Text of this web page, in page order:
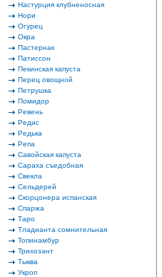
Настурция клубненосная
Нори
Огурец
Окра
Пастернак
Патиссон
Пекинская капуста
Перец овощной
Петрушка
Помидор
Ревень
Редис
Редька
Репа
Савойская капуста
Сараха съедобная
Свекла
Сельдерей
Скорцонера испанская
Спаржа
Таро
Тладианта сомнительная
Топинамбур
Трихозант
Тыква
Укроп